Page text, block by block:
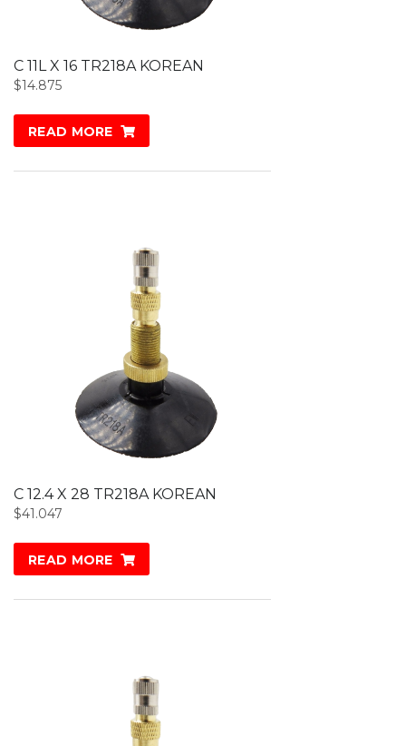
C 11L X 16 TR218A KOREAN
$14.875
READ MORE
C 12.4 X 28 TR218A KOREAN
$41.047
READ MORE